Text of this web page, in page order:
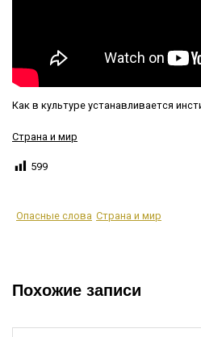
Как в культуре устанавливается
Страна и мир
599
Опасные слова Страна и мир
Похожие записи